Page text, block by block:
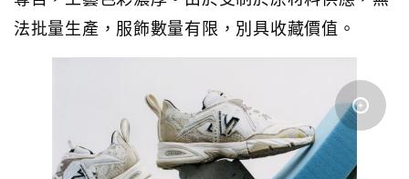
法批量生產，服飾數量有限，別具收藏價值。